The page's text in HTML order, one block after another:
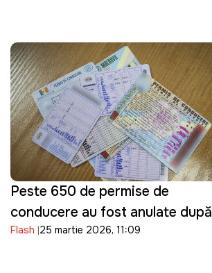
Peste 650 de permise de
conducere au fost anulate după
fraude la examenele auto, anunţă
Flash 25 martie 2026, 11:09